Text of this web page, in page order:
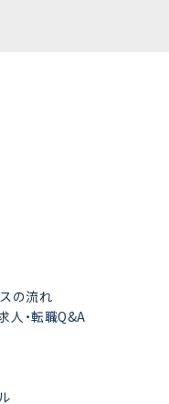
の流れ
人・転職Q&A